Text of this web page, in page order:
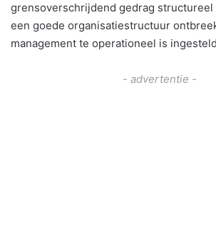
grensoverschrijdend gedrag structureel
een goede organisatiestructuur
management te operationeel is
- advertentie -